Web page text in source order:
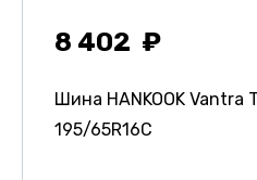
8 402
Шина HANKOOK Vantra
195/65R16C